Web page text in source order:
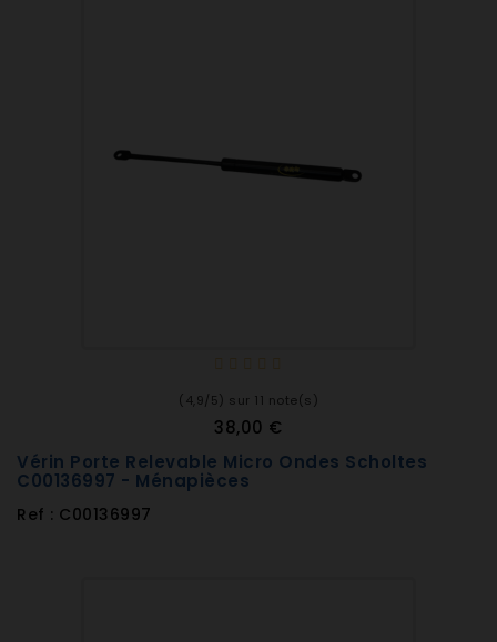
(4,9/5) sur 11 note(s)
38,00 €
Vérin Porte Relevable Micro Ondes Scholtes
C00136997 - Ménapièces
Ref : C00136997